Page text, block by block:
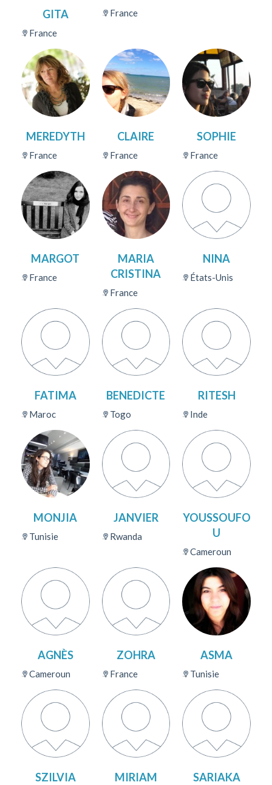
GITA
France
France
MEREDYTH
France
CLAIRE
France
SOPHIE
France
MARGOT
France
MARIA
CRISTINA
France
NINA
États-Unis
FATIMA
Maroc
BENEDICTE
Togo
RITESH
Inde
MONJIA
Tunisie
JANVIER
Rwanda
YOUSSOUFO
U
Cameroun
AGNÈS
Cameroun
ZOHRA
France
ASMA
Tunisie
SZILVIA MIRIAM SARIAKA